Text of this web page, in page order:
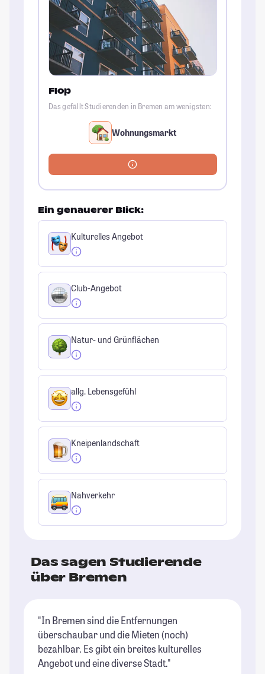
Flop
Das gefällt Studierenden in Bremen am wenigsten:
Wohnungsmarkt
Ein genauerer Blick:
Kulturelles Angebot
Club-Angebot
Natur- und Grünflächen
allg. Lebensgefühl
Kneipenlandschaft
Nahverkehr
Das sagen Studierende
über Bremen
"In Bremen sind die Entfernungen
überschaubar und die Mieten (noch)
bezahlbar. Es gibt ein breites kulturelles
Angebot und eine diverse Stadt."